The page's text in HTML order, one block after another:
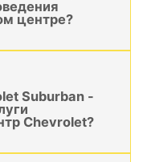
центре?
Suburban -
Chevrolet?